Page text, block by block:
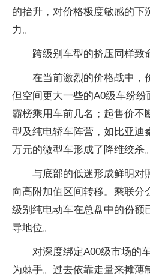
的抬升，对价格极度敏感的下
力。
跨级别车型的挤压同样致
在当前激烈的价格战中，
但空间更大一些的A0级车纷
霸榜乘用车前几名；起售价不
型及纯电轿车阵营，如比亚迪
万元的微型车形成了降维绞杀。
与底部的低迷形成鲜明对
向高附加值区间转移。乘联分
级别纯电动车在总盘中的份额
导地位。
对深度绑定A00级市场的
为棘手。过去依靠走量来摊薄